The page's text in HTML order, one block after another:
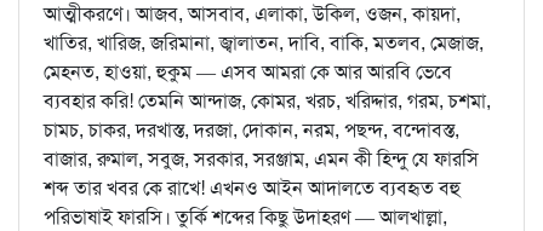
আত্মীকরণে। আজব, আসবাব, এলাকা, উকিল, ওজন, কায়দা,
খাতির, খারিজ, জরিমানা, জ্বালাতন, দাবি, বাকি, মতলব, মেজাজ,
মেহনত, হাওয়া, হুকুম — এসব আমরা কে আর আরবি ভেবে
ব্যবহার করি! তেমনি আন্দাজ, কোমর, খরচ, খরিদ্দার, গরম, চশমা,
চামচ, চাকর, দরখাস্ত, দরজা, দোকান, নরম, পছন্দ, বন্দোবস্ত,
বাজার, রুমাল, সবুজ, সরকার, সরঞ্জাম, এমন কী হিন্দু যে ফারসি
শব্দ তার খবর কে রাখে! এখনও আইন আদালতে ব্যবহৃত বহু
পরিভাষাই ফারসি। তুর্কি শব্দের কিছু উদাহরণ — আলখাল্লা,